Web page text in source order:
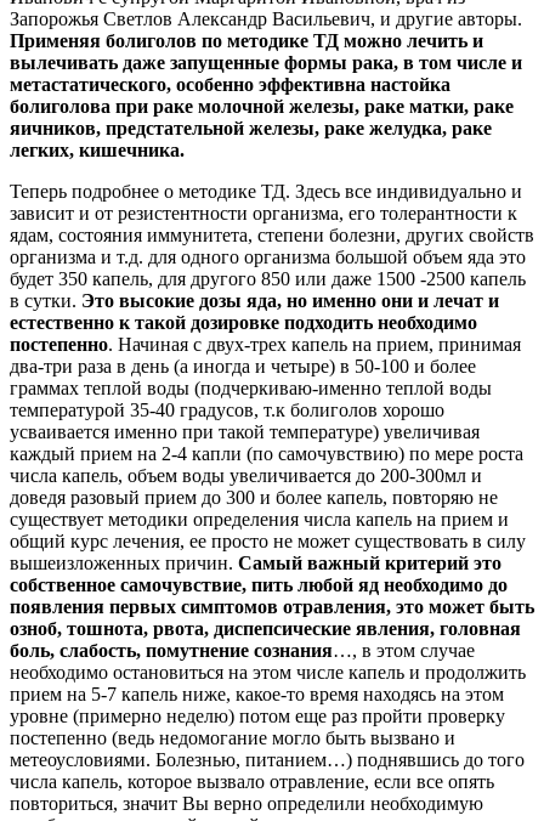
Запорожья Светлов Александр Васильевич, и другие авторы.
Применяя болиголов по методике ТД можно лечить и
вылечивать даже запущенные формы рака, в том числе и
метастатического, особенно эффективна настойка
болиголова при раке молочной железы, раке матки, раке
яичников, предстательной железы, раке желудка, раке
легких, кишечника.
Теперь подробнее о методике ТД. Здесь все индивидуально и
зависит и от резистентности организма, его толерантности к
ядам, состояния иммунитета, степени болезни, других свойств
организма и т.д. для одного организма большой объем яда это
будет 350 капель, для другого 850 или даже 1500 -2500 капель
в сутки. Это высокие дозы яда, но именно они и лечат и
естественно к такой дозировке подходить необходимо
постепенно. Начиная с двух-трех капель на прием, принимая
два-три раза в день (а иногда и четыре) в 50-100 и более
граммах теплой воды (подчеркиваю-именно теплой воды
температурой 35-40 градусов, т.к болиголов хорошо
усваивается именно при такой температуре) увеличивая
каждый прием на 2-4 капли (по самочувствию) по мере роста
числа капель, объем воды увеличивается до 200-300мл и
доведя разовый прием до 300 и более капель, повторяю не
существует методики определения числа капель на прием и
общий курс лечения, ее просто не может существовать в силу
вышеизложенных причин. Самый важный критерий это
собственное самочувствие, пить любой яд необходимо до
появления первых симптомов отравления, это может быть
озноб, тошнота, рвота, диспепсические явления, головная
боль, слабость, помутнение сознания…, в этом случае
необходимо остановиться на этом числе капель и продолжить
прием на 5-7 капель ниже, какое-то время находясь на этом
уровне (примерно неделю) потом еще раз пройти проверку
постепенно (ведь недомогание могло быть вызвано и
метеоусловиями. Болезнью, питанием…) поднявшись до того
числа капель, которое вызвало отравление, если все опять
повториться, значит Вы верно определили необходимую